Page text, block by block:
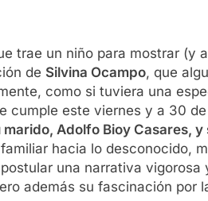
trae un niño para mostrar (y
de Silvina Ocampo, que
como si tuviera una
cumple este viernes y a 30
Adolfo Bioy Casares,
hacia lo desconocido,
una narrativa vigorosa
además su fascinación por